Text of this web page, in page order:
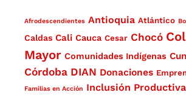
Afrodescendientes Antioquia Atlántico
Caldas Cali Cauca Cesar Chocó
Mayor Comunidades Indígenas
Córdoba DIAN Donaciones
Familias en Acción Inclusión Productiva